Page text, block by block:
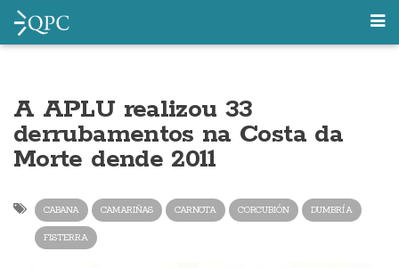
A APLU realizou 33
derrubamentos na Costa da
Morte dende 2011
CABANA CAMARIÑAS CARNOTA CORCUBIÓN DUMBRÍA
FISTERRA